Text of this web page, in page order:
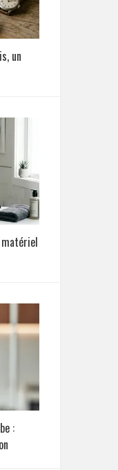
un
matériel
: